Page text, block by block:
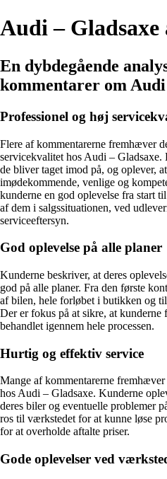
Audi – Gladsaxe
En dybdegående
kommentarer om Audi
Professionel og høj
Flere af kommentarerne fremhæver
servicekvalitet hos Audi – Gladsaxe.
de bliver taget imod på, og oplever,
imødekommende, venlige og
kunderne en god oplevelse fra start
af dem i salgssituationen, ved
serviceeftersyn.
God oplevelse på alle planer
Kunderne beskriver, at deres
god på alle planer. Fra den første
af bilen, hele forløbet i butikken og
Der er fokus på at sikre, at
behandlet igennem hele processen.
Hurtig og effektiv service
Mange af kommentarerne
hos Audi – Gladsaxe. Kunderne
deres biler og eventuelle problemer
ros til værkstedet for at kunne løse
for at overholde aftalte priser.
Gode oplevelser ved